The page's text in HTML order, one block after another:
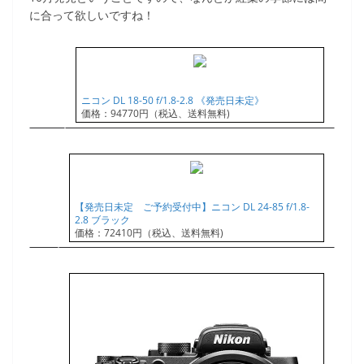
に合って欲しいですね！
ニコン DL 18-50 f/1.8-2.8 《発売日未定》
価格：94770円（税込、送料無料)
【発売日未定 ご予約受付中】ニコン DL 24-85 f/1.8-
2.8 ブラック
価格：72410円（税込、送料無料)